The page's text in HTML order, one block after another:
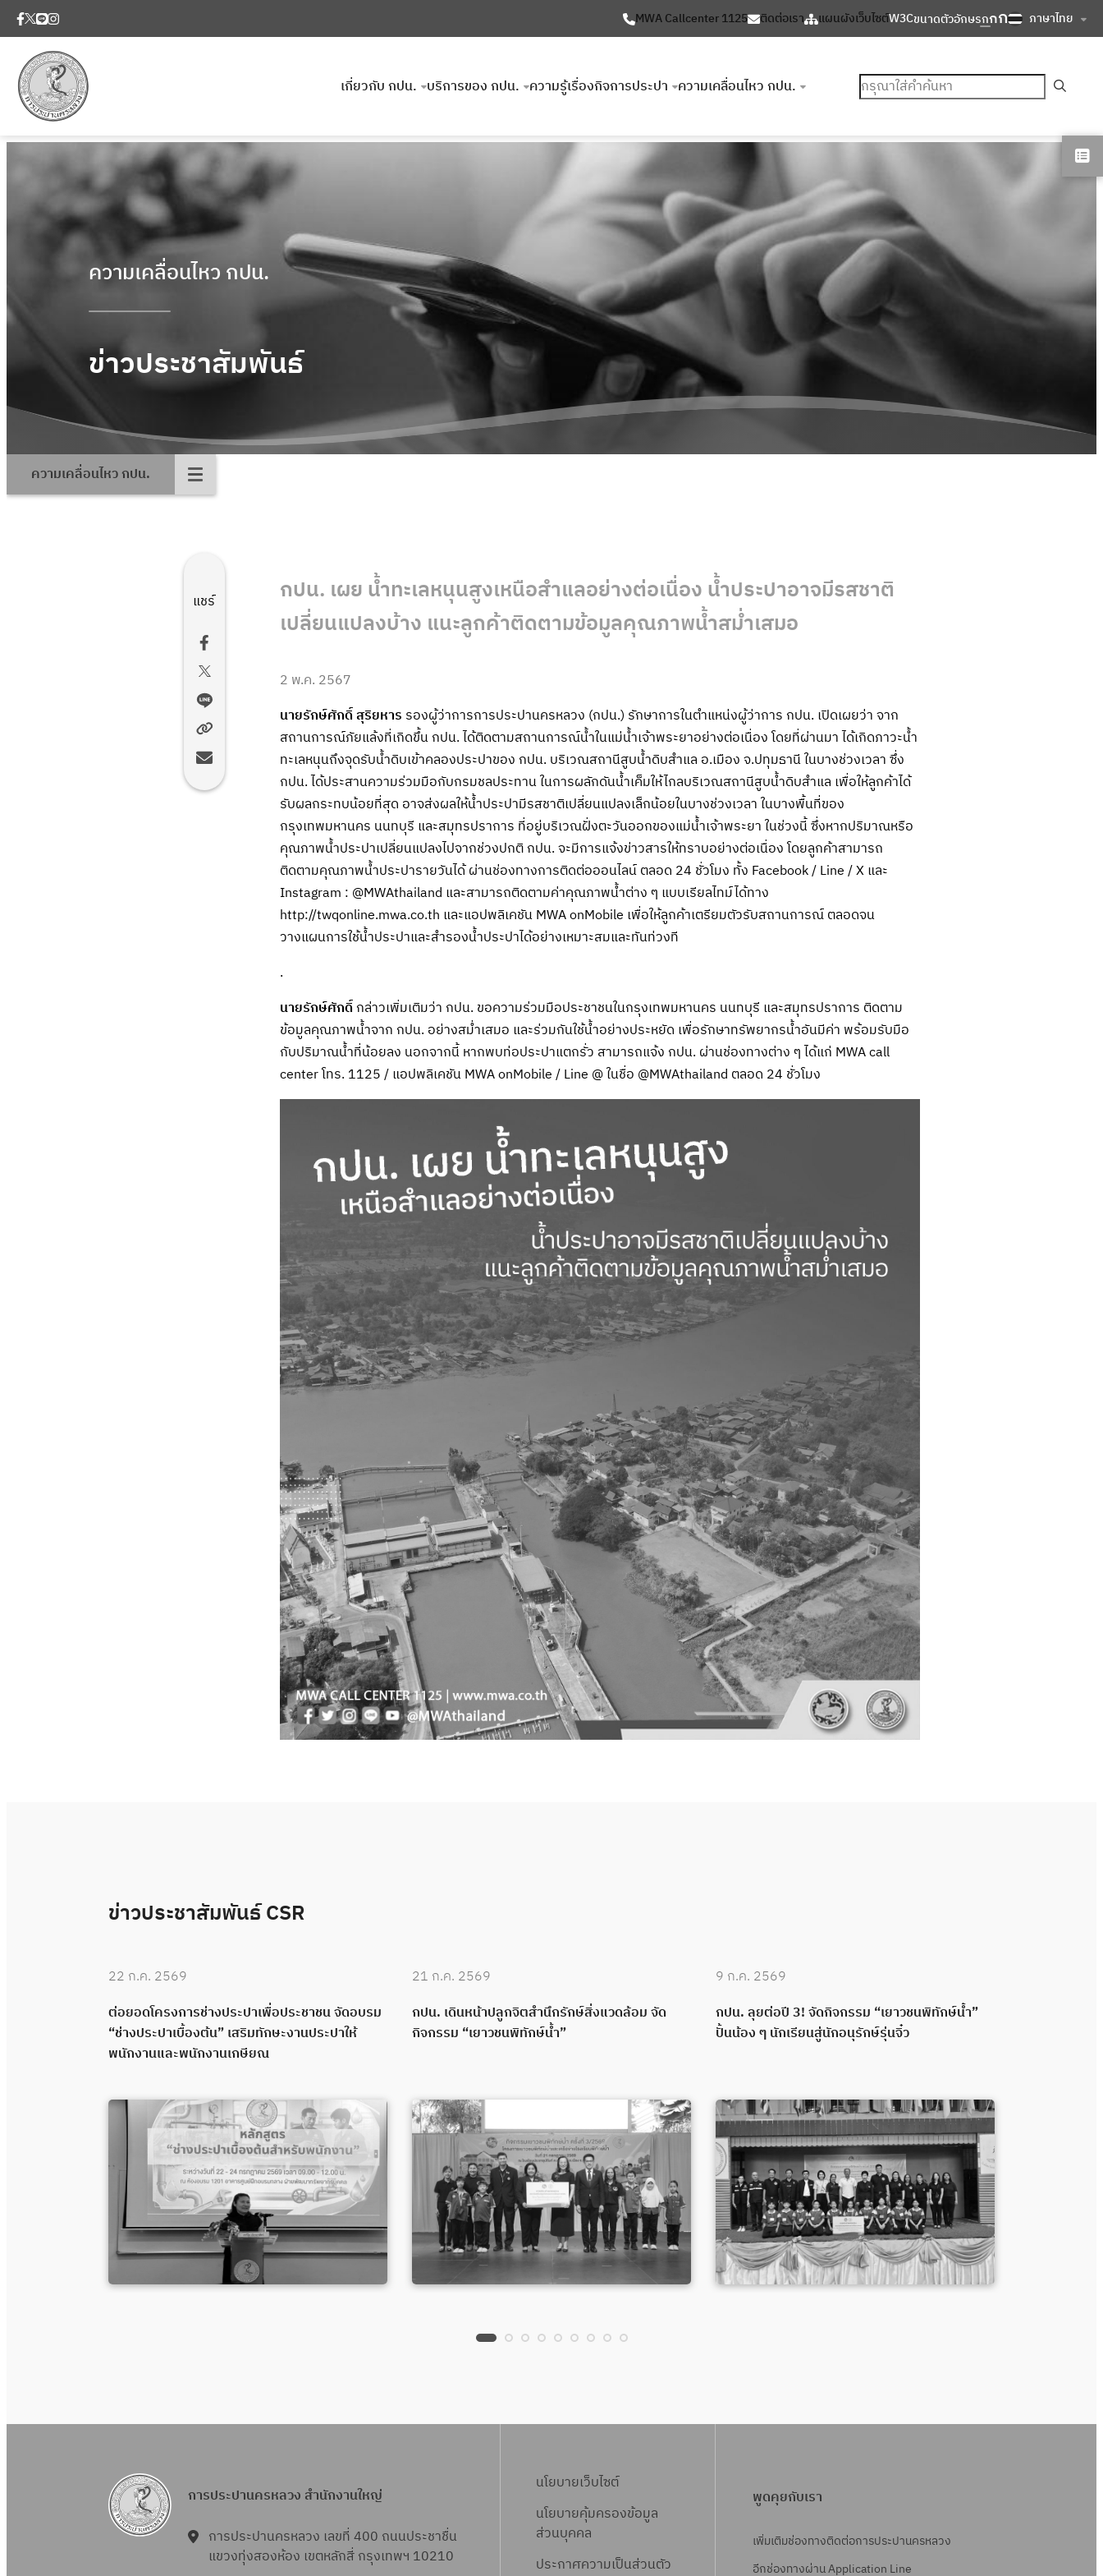
MWA Callcenter 1125 ติดต่อเรา แผนผังเว็บไซต์W3Cขนาดตัวอักษรกกก ภาษาไทย
เกี่ยวกับ กปน. บริการของ กปน. ความรู้เรื่องกิจการประปา ความเคลื่อนไหว กปน. ค้นหา
ความเคลื่อนไหว กปน.
ข่าวประชาสัมพันธ์
ความเคลื่อนไหว กปน.
แชร์
กปน. เผย น้ำทะเลหนุนสูงเหนือสำแลอย่างต่อเนื่อง น้ำประปาอาจมีรสชาติ
เปลี่ยนแปลงบ้าง แนะลูกค้าติดตามข้อมูลคุณภาพน้ำสม่ำเสมอ
2 พ.ค. 2567
นายรักษ์ศักดิ์ สุริยหาร รองผู้ว่าการการประปานครหลวง (กปน.) รักษาการในตำแหน่งผู้ว่าการ กปน. เปิดเผยว่า จาก
สถานการณ์ภัยแล้งที่เกิดขึ้น กปน. ได้ติดตามสถานการณ์น้ำในแม่น้ำเจ้าพระยาอย่างต่อเนื่อง โดยที่ผ่านมา ได้เกิดภาวะน้ำ
ทะเลหนุนถึงจุดรับน้ำดิบเข้าคลองประปาของ กปน. บริเวณสถานีสูบน้ำดิบสำแล อ.เมือง จ.ปทุมธานี ในบางช่วงเวลา ซึ่ง
กปน. ได้ประสานความร่วมมือกับกรมชลประทาน ในการผลักดันน้ำเค็มให้ไกลบริเวณสถานีสูบน้ำดิบสำแล เพื่อให้ลูกค้าได้
รับผลกระทบน้อยที่สุด อาจส่งผลให้น้ำประปามีรสชาติเปลี่ยนแปลงเล็กน้อยในบางช่วงเวลา ในบางพื้นที่ของ
กรุงเทพมหานคร นนทบุรี และสมุทรปราการ ที่อยู่บริเวณฝั่งตะวันออกของแม่น้ำเจ้าพระยา ในช่วงนี้ ซึ่งหากปริมาณหรือ
คุณภาพน้ำประปาเปลี่ยนแปลงไปจากช่วงปกติ กปน. จะมีการแจ้งข่าวสารให้ทราบอย่างต่อเนื่อง โดยลูกค้าสามารถ
ติดตามคุณภาพน้ำประปารายวันได้ ผ่านช่องทางการติดต่อออนไลน์ ตลอด 24 ชั่วโมง ทั้ง Facebook / Line / X และ
Instagram : @MWAthailand และสามารถติดตามค่าคุณภาพน้ำต่าง ๆ แบบเรียลไทม์ได้ทาง
http://twqonline.mwa.co.th และแอปพลิเคชัน MWA onMobile เพื่อให้ลูกค้าเตรียมตัวรับสถานการณ์ ตลอดจน
วางแผนการใช้น้ำประปาและสำรองน้ำประปาได้อย่างเหมาะสมและทันท่วงที
.
นายรักษ์ศักดิ์ กล่าวเพิ่มเติมว่า กปน. ขอความร่วมมือประชาชนในกรุงเทพมหานคร นนทบุรี และสมุทรปราการ ติดตาม
ข้อมูลคุณภาพน้ำจาก กปน. อย่างสม่ำเสมอ และร่วมกันใช้น้ำอย่างประหยัด เพื่อรักษาทรัพยากรน้ำอันมีค่า พร้อมรับมือ
กับปริมาณน้ำที่น้อยลง นอกจากนี้ หากพบท่อประปาแตกรั่ว สามารถแจ้ง กปน. ผ่านช่องทางต่าง ๆ ได้แก่ MWA call
center โทร. 1125 / แอปพลิเคชัน MWA onMobile / Line @ ในชื่อ @MWAthailand ตลอด 24 ชั่วโมง
ข่าวประชาสัมพันธ์ CSR
22 ก.ค. 2569
ต่อยอดโครงการช่างประปาเพื่อประชาชน จัดอบรม
“ช่างประปาเบื้องต้น” เสริมทักษะงานประปาให้
พนักงานและพนักงานเกษียณ
21 ก.ค. 2569
กปน. เดินหน้าปลูกจิตสำนึกรักษ์สิ่งแวดล้อม จัด
กิจกรรม “เยาวชนพิทักษ์น้ำ”
9 ก.ค. 2569
กปน. ลุยต่อปี 3! จัดกิจกรรม “เยาวชนพิทักษ์น้ำ”
ปั้นน้อง ๆ นักเรียนสู่นักอนุรักษ์รุ่นจิ๋ว
การประปานครหลวง สำนักงานใหญ่
การประปานครหลวง เลขที่ 400 ถนนประชาชื่น
แขวงทุ่งสองห้อง เขตหลักสี่ กรุงเทพฯ 10210
นโยบายเว็บไซต์
นโยบายคุ้มครองข้อมูล
ส่วนบุคคล
ประกาศความเป็นส่วนตัว
พูดคุยกับเรา
เพิ่มเติมช่องทางติดต่อการประปานครหลวง
อีกช่องทางผ่าน Application Line